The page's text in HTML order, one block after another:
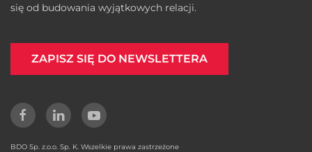
się od budowania wyjątkowych relacji.
ZAPISZ SIĘ DO NEWSLETTERA
BDO Sp. z.o.o. Sp. K. Wszelkie prawa zastrzeżone